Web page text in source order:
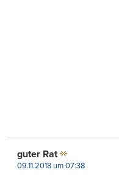
guter Rat
09.11.2018 um 07:38